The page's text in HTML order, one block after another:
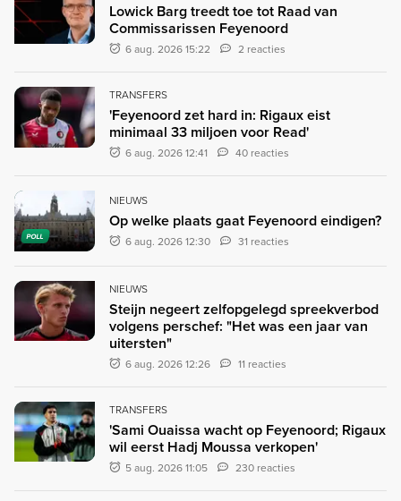
Lowick Barg treedt toe tot Raad van
Commissarissen Feyenoord
6 aug. 2026 15:22 2 reacties
TRANSFERS
'Feyenoord zet hard in: Rigaux eist
minimaal 33 miljoen voor Read'
6 aug. 2026 12:41 40 reacties
POLL
NIEUWS
Op welke plaats gaat Feyenoord eindigen?
6 aug. 2026 12:30 31 reacties
NIEUWS
Steijn negeert zelfopgelegd spreekverbod
volgens perschef: "Het was een jaar van
uitersten"
6 aug. 2026 12:26 11 reacties
TRANSFERS
'Sami Ouaissa wacht op Feyenoord; Rigaux
wil eerst Hadj Moussa verkopen'
5 aug. 2026 11:05 230 reacties